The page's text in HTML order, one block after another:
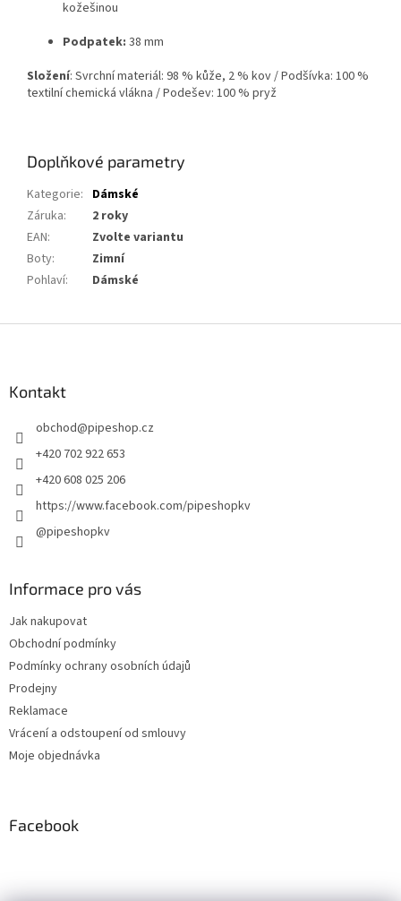
kožešinou
Podpatek: 38 mm
Složení: Svrchní materiál: 98 % kůže, 2 % kov / Podšívka: 100 %
textilní chemická vlákna / Podešev: 100 % pryž
Doplňkové parametry
Kategorie: Dámské
Záruka:
2 roky
EAN:
Zvolte variantu
Boty:
Zimní
Pohlaví: Dámské
Kontakt
obchod@pipeshop.cz
+420 702 922 653
+420 608 025 206
https://www.facebook.com/pipeshopkv
@pipeshopkv
Informace pro vás
Jak nakupovat
Obchodní podmínky
Podmínky ochrany osobních údajů
Prodejny
Reklamace
Vrácení a odstoupení od smlouvy
Moje objednávka
Facebook